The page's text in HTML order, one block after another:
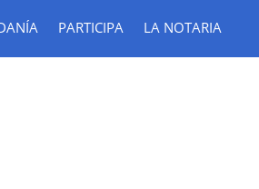
PARTICIPA LA NOTARIA